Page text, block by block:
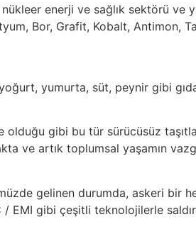
enerji ve sağlık sektörü ve
Bor, Grafit, Kobalt, Antimon,
yumurta, süt, peynir gibi
gibi bu tür sürücüsüz
ve artık toplumsal yaşamın
gelinen durumda, askeri bir
EMI gibi çeşitli teknolojilerle